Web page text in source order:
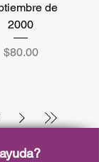
de
2000
Precio
$80.00